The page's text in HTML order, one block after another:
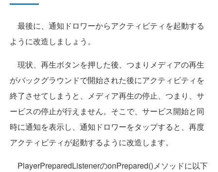
最後に、通知ドロワーからアクティビティを起動する
ように改造しましょう。
現状、再生ボタンを押した後、つまりメディアの再生
がバックグラウンドで開始された後にアクティビティを
終了させてしまうと、メディア再生の停止、つまり、サ
ービスの停止が行えません。そこで、サービス開始と同
時に通知を表示し、通知ドロワーをタップすると、再度
アクティビティが起動するように改造します。
PlayerPreparedListenerのonPrepared()メソッドに以下